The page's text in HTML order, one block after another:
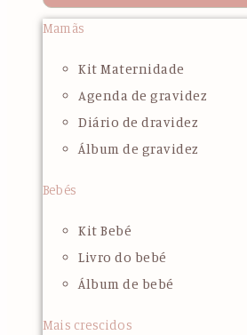
Mamãs
Kit Maternidade
Agenda de gravidez
Diário de dravidez
Álbum de gravidez
Bebés
Kit Bebé
Livro do bebé
Álbum de bebé
Mais crescidos